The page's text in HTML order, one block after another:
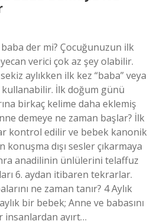
der mi? Çocuğunuzun ilk
verici çok az şey olabilir.
aylıkken ilk kez “baba” veya
İlk doğum günü
birkaç kelime daha eklemiş
demeye ne zaman başlar? İlk
kontrol edilir ve bebek kanonik
konuşma dışı sesler çıkarmaya
anadilinin ünlülerini telaffuz
6. aydan itibaren tekrarlar.
ne zaman tanır? 4 Aylık
bir bebek; Anne ve babasını
insanlardan ayırt…